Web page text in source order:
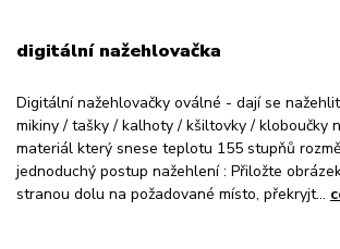
digitální nažehlovačka
Digitální nažehlovačky oválné - dají se
mikiny / tašky / kalhoty / kšiltovky / kloboučky
materiál který snese teplotu 155 stupňů
jednoduchý postup nažehlení : Přiložte
stranou dolu na požadované místo, překryjt...